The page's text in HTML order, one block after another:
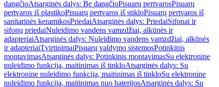
dangčioAtsarginės dalys: Be dangčioPisuarų pertvarosPisuarų
pertvaros iš plastikoPisuarų pertvaros iš stikloPisuarų pertvaros iš
sanitarinės keramikosPriedaiAtsarginės dalys: PriedaiSifonai ir
sifonų priedaiNuleidimo vandens vamzdžiai, alkūnės ir
adapteriaiAtsarginės dalys: Nuleidimo vandens vamzdžiai, alkūnės
ir adapteriaiTvirtinimaiPisuarų valdymo sistemosPotinkinis
montavimasAtsarginės dalys: Potinkinis montavimasSu elektronine
nuleidimo funkcija, maitinimas iš tinkloAtsarginės dalys: Su
elektronine nuleidimo funkcija, maitinimas iš tinkloSu elektronine
nuleidimo funkcija, maitinimas nuo baterijosAtsarginės dalys: Su